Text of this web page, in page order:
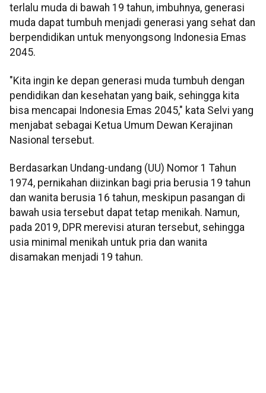
terlalu muda di bawah 19 tahun, imbuhnya, generasi
muda dapat tumbuh menjadi generasi yang sehat dan
berpendidikan untuk menyongsong Indonesia Emas
2045.
"Kita ingin ke depan generasi muda tumbuh dengan
pendidikan dan kesehatan yang baik, sehingga kita
bisa mencapai Indonesia Emas 2045," kata Selvi yang
menjabat sebagai Ketua Umum Dewan Kerajinan
Nasional tersebut.
Berdasarkan Undang-undang (UU) Nomor 1 Tahun
1974, pernikahan diizinkan bagi pria berusia 19 tahun
dan wanita berusia 16 tahun, meskipun pasangan di
bawah usia tersebut dapat tetap menikah. Namun,
pada 2019, DPR merevisi aturan tersebut, sehingga
usia minimal menikah untuk pria dan wanita
disamakan menjadi 19 tahun.